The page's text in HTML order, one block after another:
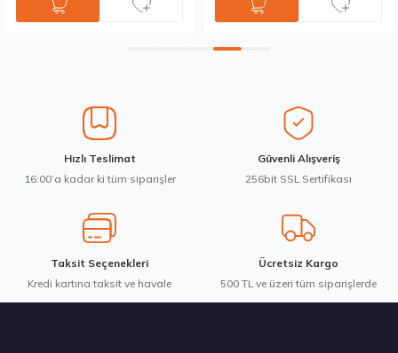
Hızlı Teslimat
16:00’a kadar ki tüm siparişler
Güvenli Alışveriş
256bit SSL Sertifikası
Taksit Seçenekleri
Kredi kartına taksit ve havale
Ücretsiz Kargo
500 TL ve üzeri tüm siparişlerde